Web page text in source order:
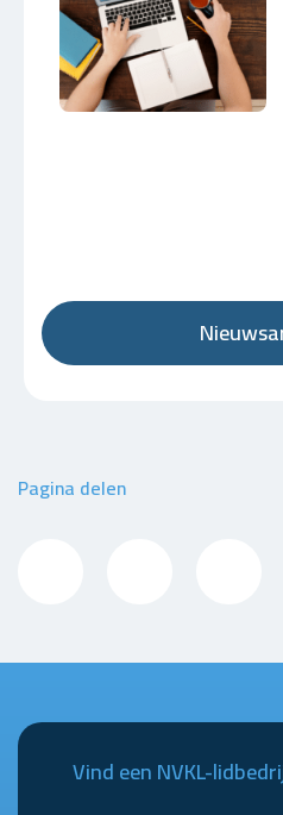
Pagina delen
Vind een NVKL-